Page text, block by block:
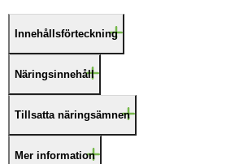
Innehållsförteckning
Näringsinnehåll
Tillsatta näringsämnen
Mer information